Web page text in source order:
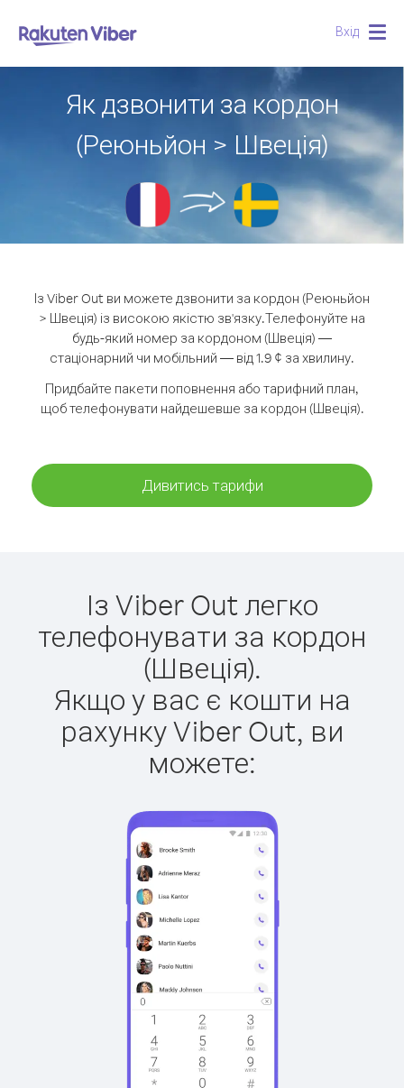
Вхід
Як дзвонити за кордон
(Реюньйон > Швеція)
Із Viber Out ви можете дзвонити за кордон (Реюньйон
> Швеція) із високою якістю зв'язку.Телефонуйте на
будь-який номер за кордоном (Швеція) —
стаціонарний чи мобільний — від 1.9 ¢ за хвилину.
Придбайте пакети поповнення або тарифний план,
щоб телефонувати найдешевше за кордон (Швеція).
Дивитись тарифи
Із Viber Out легко
телефонувати за кордон
(Швеція).
Якщо у вас є кошти на
рахунку Viber Out, ви
можете: